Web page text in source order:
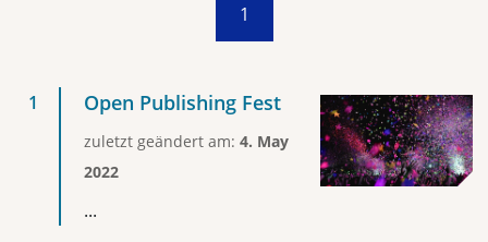
1
Open Publishing Fest
zuletzt geändert am: 4. May
2022
...